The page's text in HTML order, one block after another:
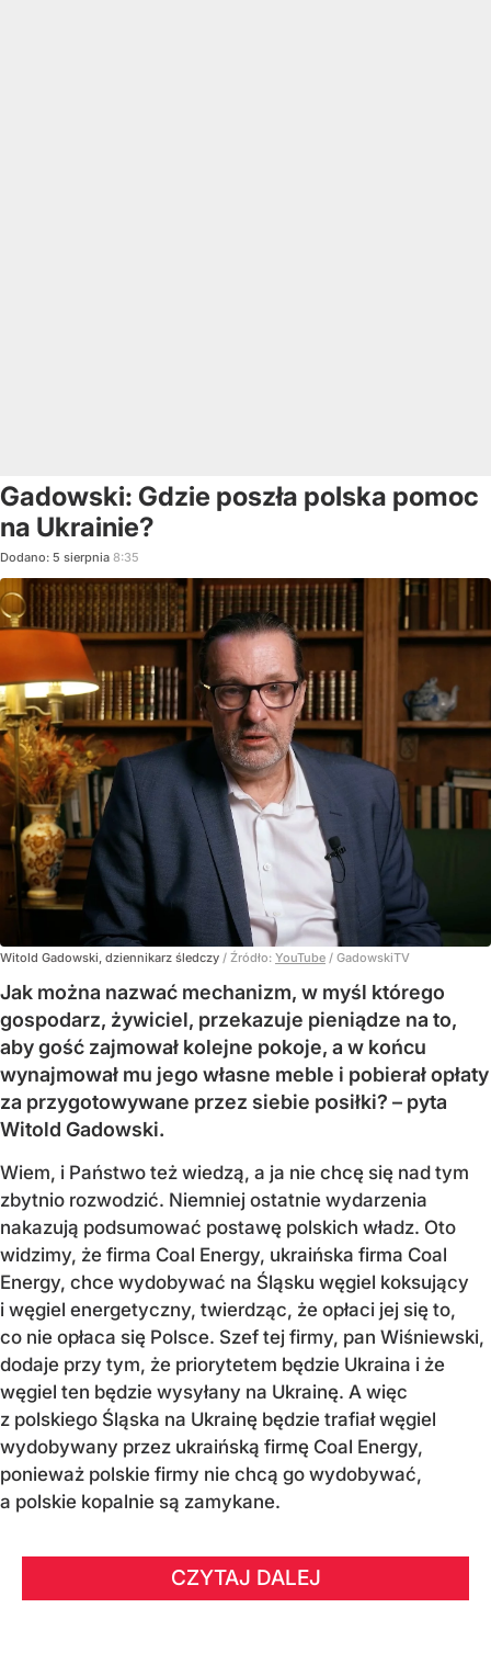
Gadowski: Gdzie poszła polska pomoc
na Ukrainie?
Dodano: 5 sierpnia 8:35
Witold Gadowski, dziennikarz śledczy / Źródło: YouTube / GadowskiTV
Jak można nazwać mechanizm, w myśl którego
gospodarz, żywiciel, przekazuje pieniądze na to,
aby gość zajmował kolejne pokoje, a w końcu
wynajmował mu jego własne meble i pobierał opłaty
za przygotowywane przez siebie posiłki? – pyta
Witold Gadowski.
Wiem, i Państwo też wiedzą, a ja nie chcę się nad tym
zbytnio rozwodzić. Niemniej ostatnie wydarzenia
nakazują podsumować postawę polskich władz. Oto
widzimy, że firma Coal Energy, ukraińska firma Coal
Energy, chce wydobywać na Śląsku węgiel koksujący
i węgiel energetyczny, twierdząc, że opłaci jej się to,
co nie opłaca się Polsce. Szef tej firmy, pan Wiśniewski,
dodaje przy tym, że priorytetem będzie Ukraina i że
węgiel ten będzie wysyłany na Ukrainę. A więc
z polskiego Śląska na Ukrainę będzie trafiał węgiel
wydobywany przez ukraińską firmę Coal Energy,
ponieważ polskie firmy nie chcą go wydobywać,
a polskie kopalnie są zamykane.
CZYTAJ DALEJ